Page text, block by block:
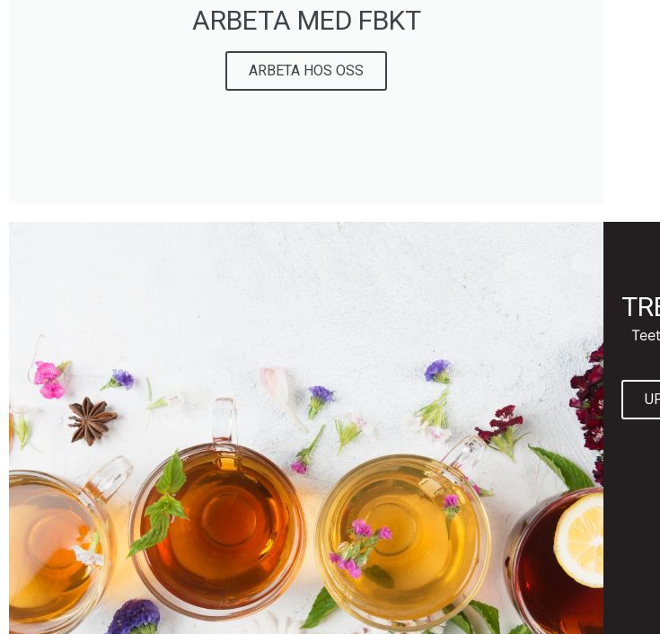
och fortsätta att erbjuda våra kunder ett starkt utbud av
ARBETA MED FBKT
ARBETA HOS OSS